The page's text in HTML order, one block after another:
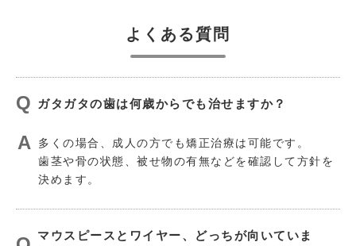
よくある質問
ガタガタの歯は何歳からでも治せますか？
多くの場合、成人の方でも矯正治療は可能です。
歯茎や骨の状態、被せ物の有無などを確認して方針を
決めます。
マウスピースとワイヤー、どっちが向いていま